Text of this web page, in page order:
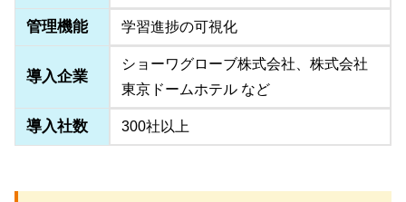
管理機能 学習進捗の可視化
導入企業
ショーワグローブ株式会社、株式会社
東京ドームホテル など
導入社数 300社以上